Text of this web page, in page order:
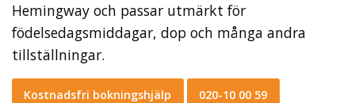
Hemingway och passar utmärkt för
födelsedagsmiddagar, dop och många andra
tillställningar.
Kostnadsfri bokningshjälp 020-10 00 59